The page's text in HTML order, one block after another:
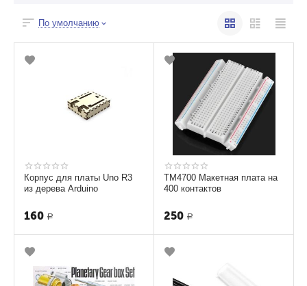
По умолчанию
Корпус для платы Uno R3
из дерева Arduino
160 Р
ТМ4700 Макетная плата на
400 контактов
250 Р